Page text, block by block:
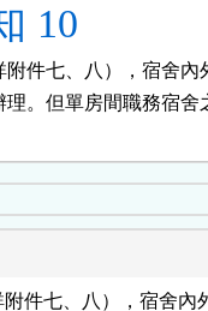
10
件七、八），宿舍內
理。但單房間職務宿舍
件七、八），宿舍內